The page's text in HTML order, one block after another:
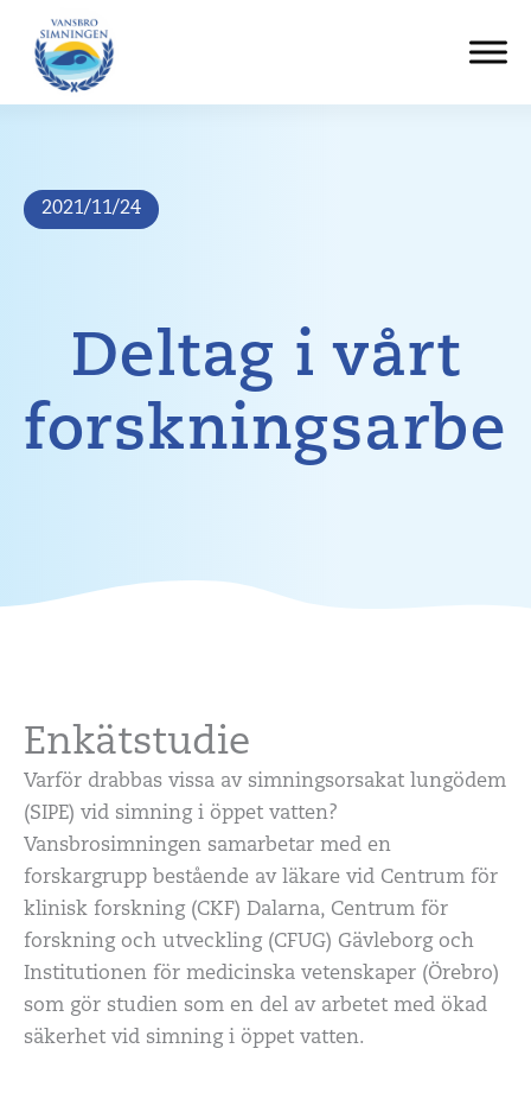
innehåll
2021/11/24
Deltag i vårt
Enkätstudie
Varför drabbas vissa av simningsorsakat lungödem
(SIPE) vid simning i öppet vatten?
Vansbrosimningen samarbetar med en
forskargrupp bestående av läkare vid Centrum för
klinisk forskning (CKF) Dalarna, Centrum för
forskning och utveckling (CFUG) Gävleborg och
Institutionen för medicinska vetenskaper (Örebro)
som gör studien som en del av arbetet med ökad
säkerhet vid simning i öppet vatten.